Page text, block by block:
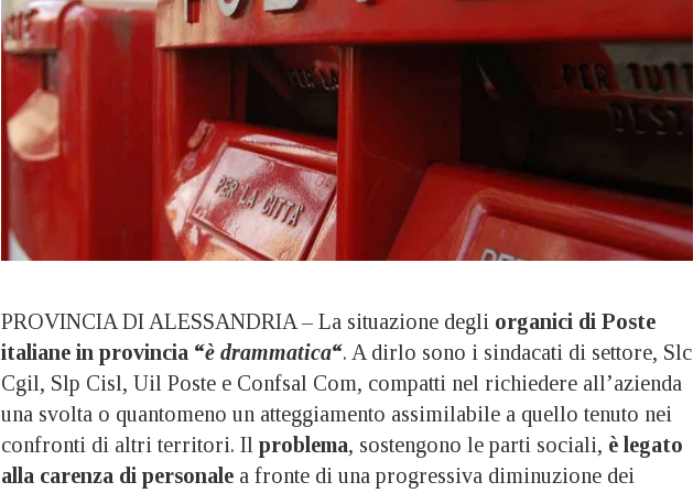
PROVINCIA DI ALESSANDRIA – La situazione degli organici di Poste
italiane in provincia “è drammatica“. A dirlo sono i sindacati di settore, Slc
Cgil, Slp Cisl, Uil Poste e Confsal Com, compatti nel richiedere all’azienda
una svolta o quantomeno un atteggiamento assimilabile a quello tenuto nei
confronti di altri territori. Il problema, sostengono le parti sociali, è legato
alla carenza di personale a fronte di una progressiva diminuzione dei